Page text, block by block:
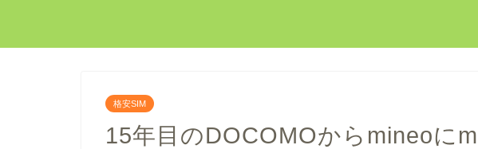
格安SIM
15年目のDOCOMOからmineoに